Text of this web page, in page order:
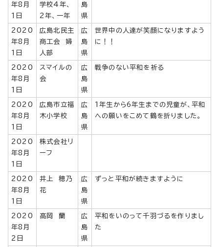
年8月
1日
学校4年、
2年、一年
島
県
2020
年8月
1日
広島北民主
商工会 婦
人部
広
島
県
世界中の人達が笑顔になりますよう
に！！
2020
年8月
1日
スマイルの
会
広
島
県
戦争のない平和を祈る
2020
年8月
1日
広島市立福
木小学校
広
島
県
1年生から6年生までの児童が、平和
への願いをこめて鶴を折りました。
2020
年8月
1日
株式会社リ
ーフ
2020
年8月
1日
井上 穂乃
花
広
島
県
ずっと平和が続きますように
2020
年8月
2日
高岡 蘭
広
島
県
平和をいのって千羽づるを作りまし
た